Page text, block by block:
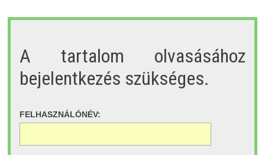
A tartalom olvasásához
bejelentkezés szükséges.
FELHASZNÁLÓNÉV: